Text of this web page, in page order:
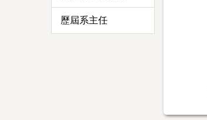
歷屆系主任